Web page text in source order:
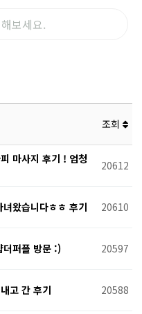
조회
마사지 후기 ! 엄청
20612
왔습니다ㅎㅎ 후기 20610
더퍼플 방문 :) 20597
고 간 후기 20588